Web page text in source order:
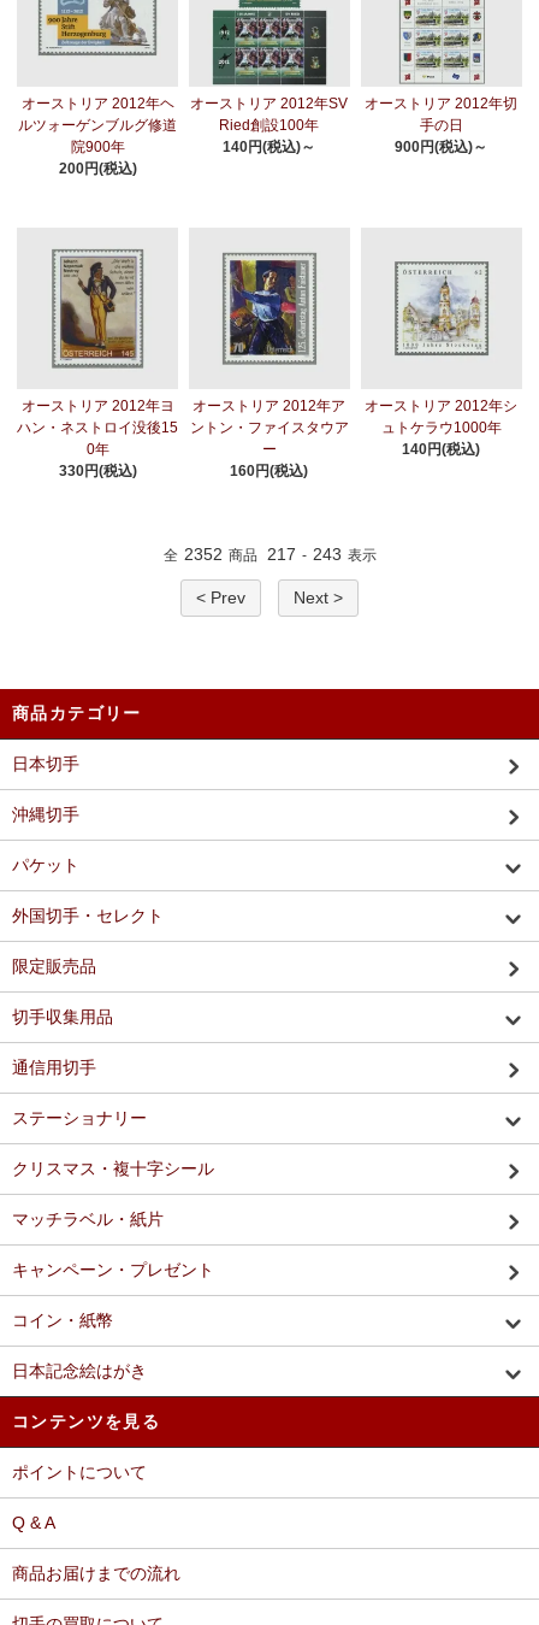
オーストリア 2012年ヘ
ルツォーゲンブルグ修道
院900年
200円(税込)
オーストリア 2012年SV
Ried創設100年
140円(税込)～
オーストリア 2012年切
手の日
900円(税込)～
オーストリア 2012年ヨ
ハン・ネストロイ没後15
0年
330円(税込)
オーストリア 2012年ア
ントン・ファイスタウア
ー
160円(税込)
オーストリア 2012年シ
ュトケラウ1000年
140円(税込)
全 2352 商品 217 - 243 表示
< Prev Next >
商品カテゴリー
日本切手
沖縄切手
パケット
外国切手・セレクト
限定販売品
切手収集用品
通信用切手
ステーショナリー
クリスマス・複十字シール
マッチラベル・紙片
キャンペーン・プレゼント
コイン・紙幣
日本記念絵はがき
コンテンツを見る
ポイントについて
Q & A
商品お届けまでの流れ